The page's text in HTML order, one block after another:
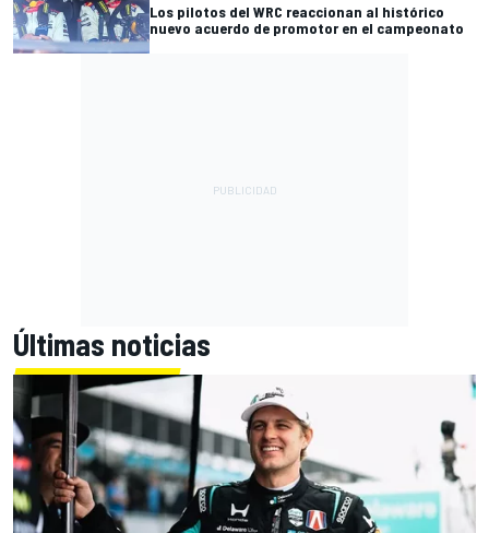
Los pilotos del WRC reaccionan al histórico
nuevo acuerdo de promotor en el campeonato
Últimas noticias